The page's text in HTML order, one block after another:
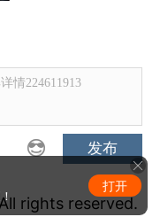
情224611913
发布
rights reserved.
打开